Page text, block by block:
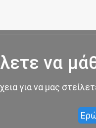
να
για να μας